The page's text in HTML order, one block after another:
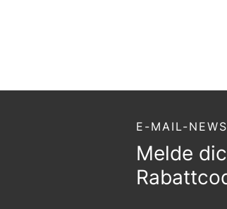
E-MAIL-
Melde